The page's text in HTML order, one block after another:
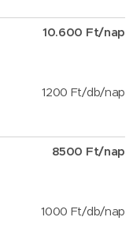
10.600 Ft/nap
1200 Ft/db/nap
8500 Ft/nap
1000 Ft/db/nap